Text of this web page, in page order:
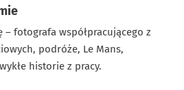
– fotografa współpracującego z
podróże, Le Mans,
historie z pracy.